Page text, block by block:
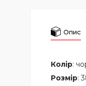
Опис
Колір:
Розмір: